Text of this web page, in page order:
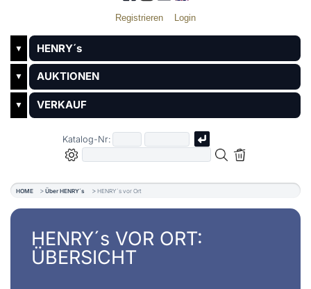
Registrieren Login
▼ HENRY´s
▼ AUKTIONEN
▼ VERKAUF
Katalog-Nr:
HOME Über HENRY´s HENRY´s vor Ort
HENRY´s VOR ORT:
ÜBERSICHT